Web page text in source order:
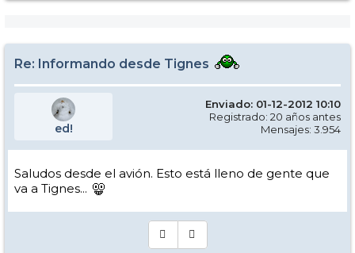
Re: Informando desde Tignes
ed!
Enviado: 01-12-2012 10:10
Registrado: 20 años antes
Mensajes: 3.954
Saludos desde el avión. Esto está lleno de gente que
va a Tignes...